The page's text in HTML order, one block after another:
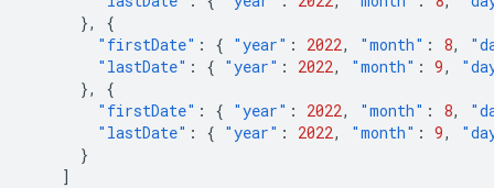
},
{
"firstDate" : { "year" : 2022, "month" : 8,
"lastDate" : { "year" : 2022, "month" : 9,
},
{
"firstDate" : { "year" : 2022, "month" : 8,
"lastDate" : { "year" : 2022, "month" : 9,
}
]